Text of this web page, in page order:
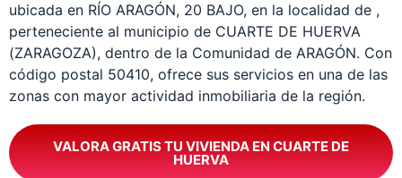
ubicada en RÍO ARAGÓN, 20 BAJO, en la localidad de ,
perteneciente al municipio de CUARTE DE HUERVA
(ZARAGOZA), dentro de la Comunidad de ARAGÓN. Con
código postal 50410, ofrece sus servicios en una de las
zonas con mayor actividad inmobiliaria de la región.
VALORA GRATIS TU VIVIENDA EN CUARTE DE
HUERVA